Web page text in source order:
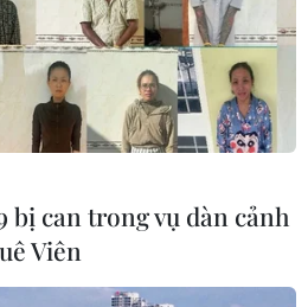
bị can trong vụ dàn cảnh
Viên